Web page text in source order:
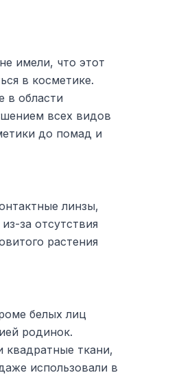
имели, что этот
в косметике.
в области
всех видов
до помад и
линзы,
за отсутствия
растения
белых лиц
родинок.
ткани,
использовали в